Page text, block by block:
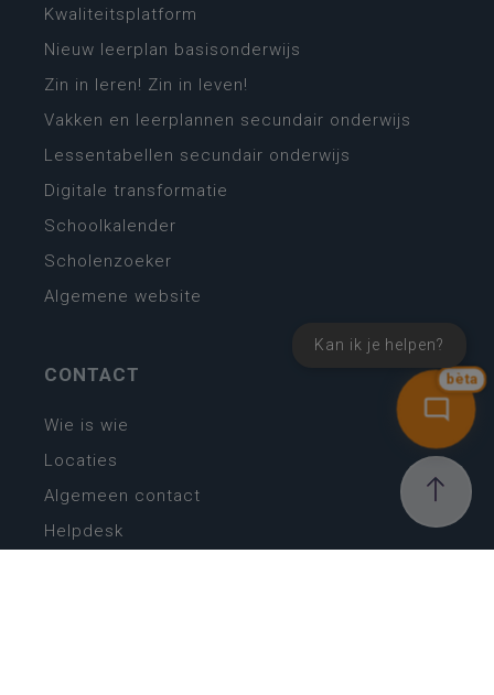
bèta
Kan ik je helpen?
Kwaliteitsplatform
Nieuw leerplan basisonderwijs
Zin in leren! Zin in leven!
Vakken en leerplannen secundair onderwijs
Lessentabellen secundair onderwijs
Digitale transformatie
Schoolkalender
Scholenzoeker
Algemene website
CONTACT
Wie is wie
Locaties
Algemeen contact
Helpdesk